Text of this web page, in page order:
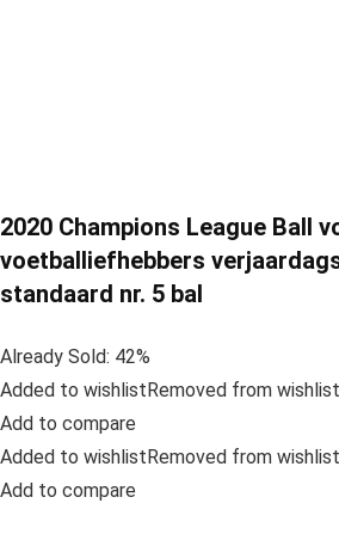
2020 Champions League Ball
voetballiefhebbers
standaard nr. 5 bal
Already Sold: 42%
Added to wishlistRemoved from
Add to compare
Added to wishlistRemoved from
Add to compare